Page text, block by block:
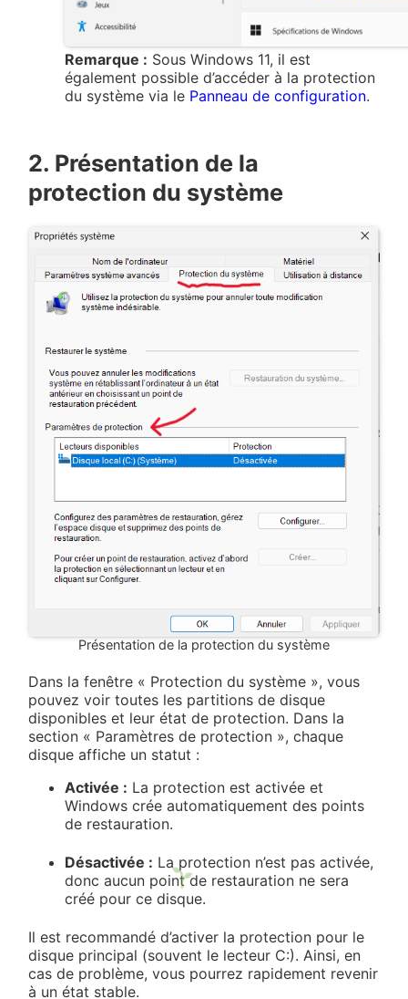
Remarque : Sous Windows 11, il est
également possible d’accéder à la protection
du système via le Panneau de configuration.
2. Présentation de la
protection du système
Présentation de la protection du système
Dans la fenêtre « Protection du système », vous
pouvez voir toutes les partitions de disque
disponibles et leur état de protection. Dans la
section « Paramètres de protection », chaque
disque affiche un statut :
Activée : La protection est activée et
Windows crée automatiquement des points
de restauration.
Désactivée : La protection n’est pas activée,
donc aucun point de restauration ne sera
créé pour ce disque.
Il est recommandé d’activer la protection pour le
disque principal (souvent le lecteur C:). Ainsi, en
cas de problème, vous pourrez rapidement revenir
à un état stable.